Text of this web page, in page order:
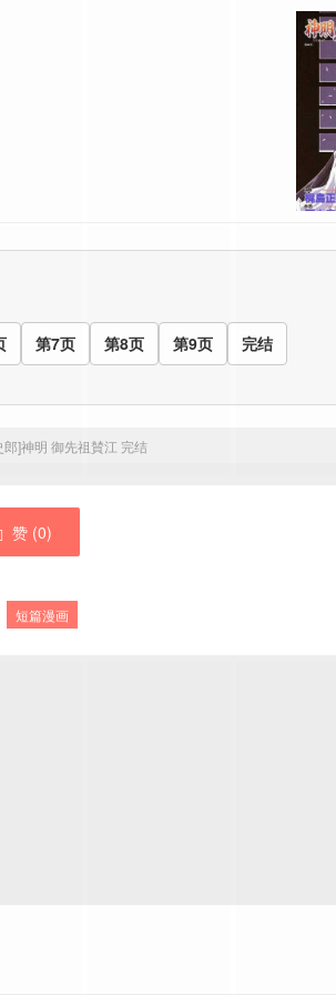
第7页 第8页 第9页 完结
郎]神明 御先祖賛江 完结
赞 (0)
短篇漫画